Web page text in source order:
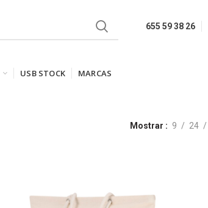
655 59 38 26
USB STOCK MARCAS
Mostrar 9 24